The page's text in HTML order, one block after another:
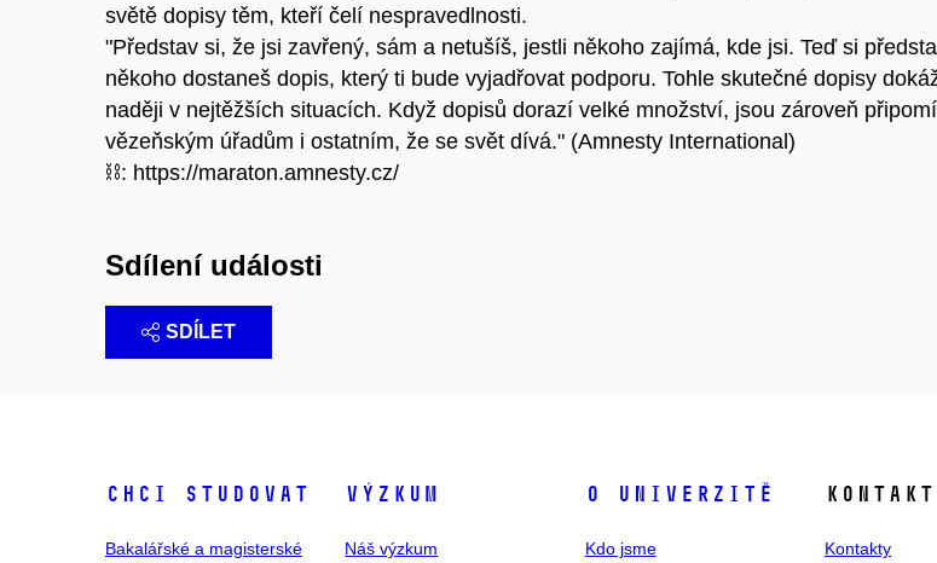
světě dopisy těm, kteří čelí nespravedlnosti.
"Představ si, že jsi zavřený, sám a netušíš, jestli někoho zajímá, kde jsi. Teď si
někoho dostaneš dopis, který ti bude vyjadřovat podporu. Tohle skutečné dopisy
naději v nejtěžších situacích. Když dopisů dorazí velké množství, jsou zároveň
vězeňským úřadům i ostatním, že se svět dívá." (Amnesty International)
⛓️: https://maraton.amnesty.cz/
Sdílení události
SDÍLET
Chci studovat
Bakalářské a magisterské
Výzkum
Náš výzkum
O univerzitě
Kdo jsme
Kontakty